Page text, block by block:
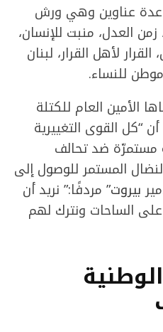
عناوين وهي ورش
العدل، منبت للإنسان،
لأهل القرار، لبنان
للنساء.
الأمين العام للكتلة
“كل القوى التغييرية
ضد تحالف
المستمر للوصول إلى
بيروت” مردفًا:” نريد أن
الساحات ونترك لهم